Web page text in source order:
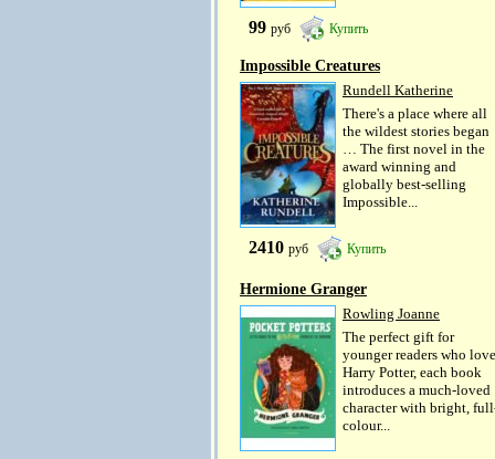
99 руб Купить
Impossible Creatures
Rundell Katherine
There's a place where all
the wildest stories began
… The first novel in the
award winning and
globally best-selling
Impossible...
2410 руб Купить
Hermione Granger
Rowling Joanne
The perfect gift for
younger readers who love
Harry Potter, each book
introduces a much-loved
character with bright,
colour...